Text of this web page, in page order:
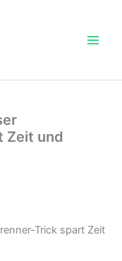
Zeit und
Trick spart Zeit